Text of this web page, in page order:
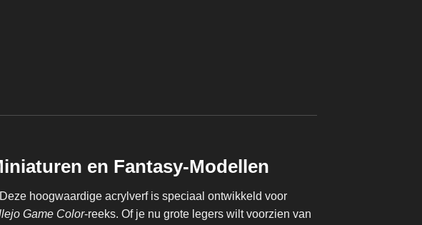
en Fantasy-Modellen
hoogwaardige acrylverf is speciaal ontwikkeld voor
Game Color-reeks. Of je nu grote legers wilt voorzien van